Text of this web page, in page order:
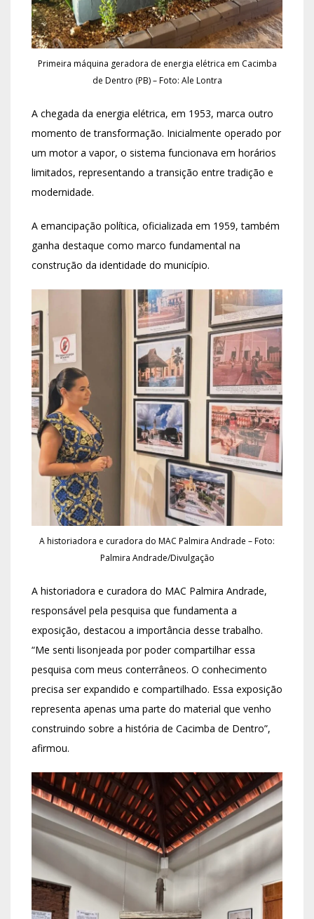
Primeira máquina geradora de energia elétrica em Cacimba
de Dentro (PB) – Foto: Ale Lontra
A chegada da energia elétrica, em 1953, marca outro
momento de transformação. Inicialmente operado por
um motor a vapor, o sistema funcionava em horários
limitados, representando a transição entre tradição e
modernidade.
A emancipação política, oficializada em 1959, também
ganha destaque como marco fundamental na
construção da identidade do município.
A historiadora e curadora do MAC Palmira Andrade – Foto:
Palmira Andrade/Divulgação
A historiadora e curadora do MAC Palmira Andrade,
responsável pela pesquisa que fundamenta a
exposição, destacou a importância desse trabalho.
“Me senti lisonjeada por poder compartilhar essa
pesquisa com meus conterrâneos. O conhecimento
precisa ser expandido e compartilhado. Essa exposição
representa apenas uma parte do material que venho
construindo sobre a história de Cacimba de Dentro”,
afirmou.